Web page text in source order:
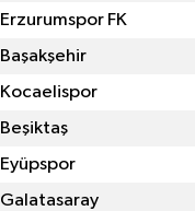
Erzurumspor FK
Başakşehir
Kocaelispor
Beşiktaş
Eyüpspor
Galatasaray